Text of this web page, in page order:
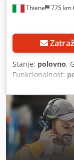
Thiene 775 km
Stanje: polovno,
Funkcionalnost:
dubina reza 275
ciklus rezanja
Dpuofx Ai Rer
spuštanja četka
reduktor pritiska